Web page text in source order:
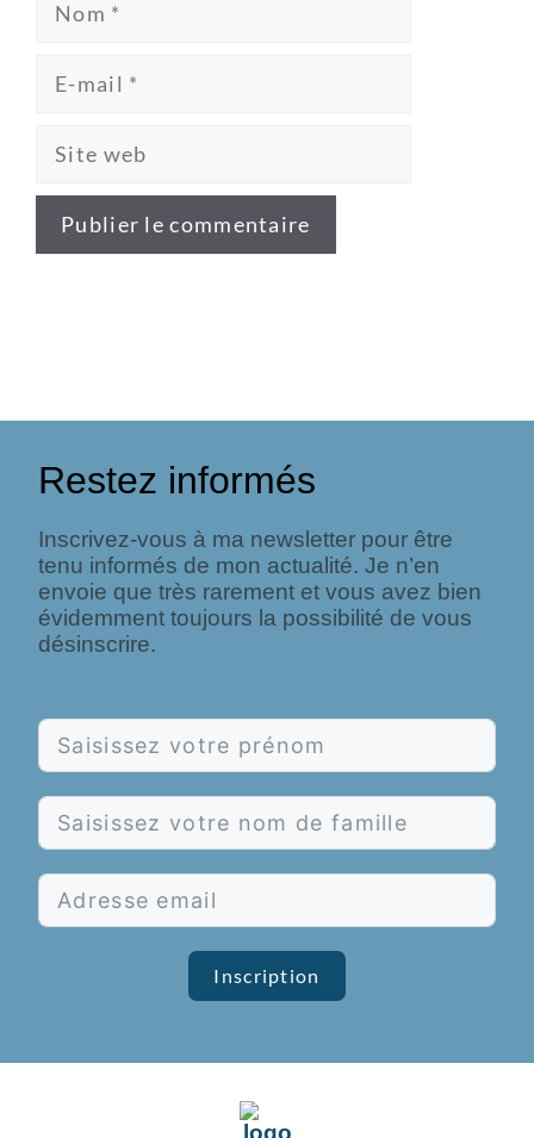
Restez informés
Inscrivez-vous à ma newsletter pour être
tenu informés de mon actualité. Je n’en
envoie que très rarement et vous avez bien
évidemment toujours la possibilité de vous
désinscrire.
Inscription